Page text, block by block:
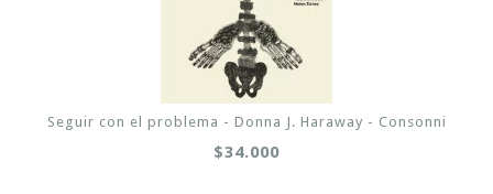
Seguir con el problema - Donna J. Haraway - Consonni
$34.000